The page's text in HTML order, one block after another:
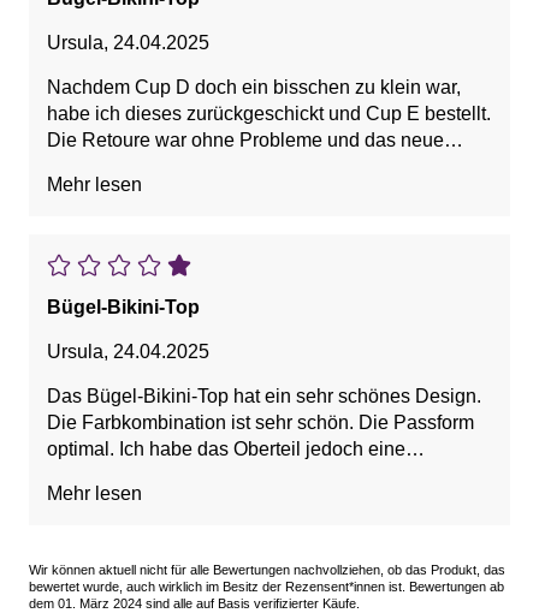
Ursula, 24.04.2025
Nachdem Cup D doch ein bisschen zu klein war,
habe ich dieses zurückgeschickt und Cup E bestellt.
Die Retoure war ohne Probleme und das neue
zufrieden und kann die Bikinis wirklich sehr
Rückerstattung.
Mehr lesen
Bügel-Bikini-Top
Ursula, 24.04.2025
Das Bügel-Bikini-Top hat ein sehr schönes Design.
Die Farbkombination ist sehr schön. Die Passform
optimal. Ich habe das Oberteil jedoch eine
Rücksendung war ohne Probleme mit dem
Mehr lesen
Wir können aktuell nicht für alle Bewertungen nachvollziehen, ob das Produkt, das
bewertet wurde, auch wirklich im Besitz der Rezensent*innen ist. Bewertungen ab
dem 01. März 2024 sind alle auf Basis verifizierter Käufe.